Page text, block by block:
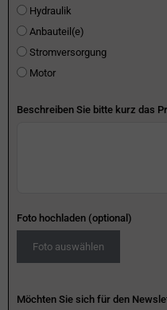
Hydraulik
Anbauteil(e)
Stromversorgung
Motor
Beschreiben Sie bitte kurz das
Foto hochladen (optional)
Foto auswählen
Möchten Sie sich für den